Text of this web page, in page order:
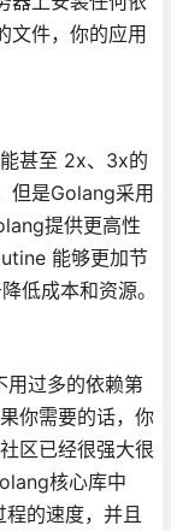
件，你的应用
甚至 2x、3x的
但是Golang采用
提供更高性
能够更加节
低成本和资源。
过多的依赖第
你需要的话，你
区已经很强大很
核心库中
的速度，并且